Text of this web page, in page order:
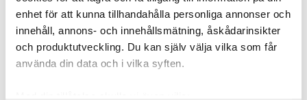
enhet för att kunna tillhandahålla personliga annonser och
innehåll, annons- och innehållsmätning, åskådarinsikter
och produktutveckling. Du kan själv välja vilka som får
använda din data och i vilka syften.
PRODUKTBESKRIVNING